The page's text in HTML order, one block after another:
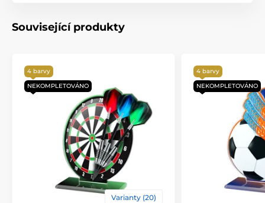
Způsob personalizace
Související produkty
4 barvy
NEKOMPLETOVÁNO
Varianty (20)
4 barvy
NEKOMPLETOVÁNO